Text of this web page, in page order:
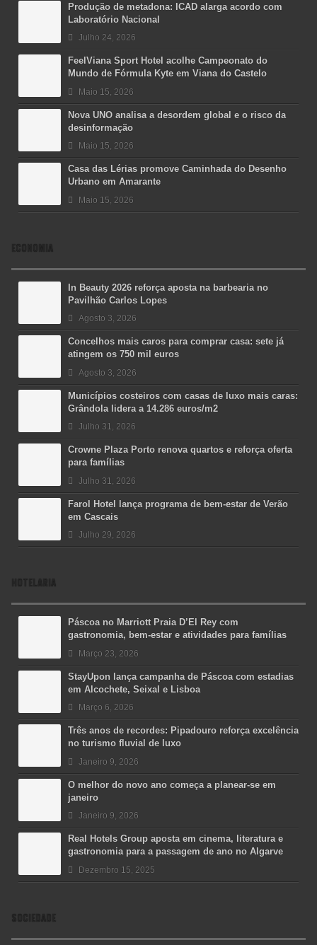
Produção de metadona: ICAD alarga acordo com
Laboratório Nacional
Julho 24, 2026
FeelViana Sport Hotel acolhe Campeonato do
Mundo de Fórmula Kyte em Viana do Castelo
Maio 15, 2026
Nova UNO analisa a desordem global e o risco da
desinformação
Maio 15, 2026
Casa das Lérias promove Caminhada do Desenho
Urbano em Amarante
Maio 15, 2026
ECONOMIA
In Beauty 2026 reforça aposta na barbearia no
Pavilhão Carlos Lopes
Agosto 3, 2026
Concelhos mais caros para comprar casa: sete já
atingem os 750 mil euros
Agosto 3, 2026
Municípios costeiros com casas de luxo mais caras:
Grândola lidera a 14.286 euros/m2
Julho 31, 2026
Crowne Plaza Porto renova quartos e reforça oferta
para famílias
Julho 31, 2026
Farol Hotel lança programa de bem-estar de Verão
em Cascais
Julho 29, 2026
HOTELARIA
Páscoa no Marriott Praia D’El Rey com
gastronomia, bem-estar e atividades para famílias
Março 23, 2026
StayUpon lança campanha de Páscoa com estadias
em Alcochete, Seixal e Lisboa
Março 6, 2026
Três anos de recordes: Pipadouro reforça excelência
no turismo fluvial de luxo
Janeiro 9, 2026
O melhor do novo ano começa a planear-se em
janeiro
Janeiro 9, 2026
Real Hotels Group aposta em cinema, literatura e
gastronomia para a passagem de ano no Algarve
Dezembro 15, 2025
SOCIEDADE